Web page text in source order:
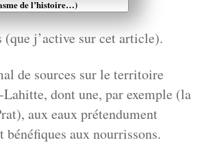
de l’histoire…)
(que j’active sur cet article).
de sources sur le territoire
Lahitte, dont une, par exemple (la
aux eaux prétendument
bénéfiques aux nourrissons.